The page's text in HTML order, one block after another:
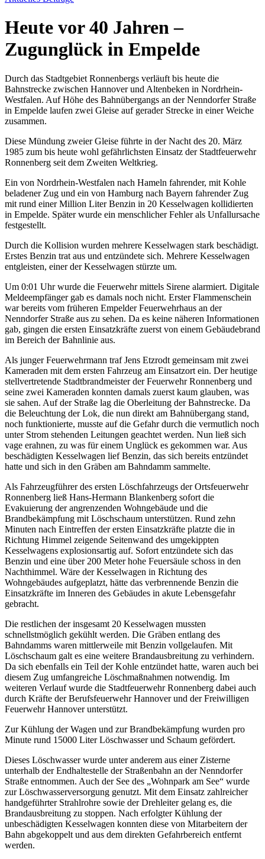
Heute vor 40 Jahren –
Zugunglück in Empelde
Durch das Stadtgebiet Ronnenbergs verläuft bis heute die
Bahnstrecke zwischen Hannover und Altenbeken in Nordrhein-
Westfalen. Auf Höhe des Bahnübergangs an der Nenndorfer Straße
in Empelde laufen zwei Gleise auf gerader Strecke in einer Weiche
zusammen.
Diese Mündung zweier Gleise führte in der Nacht des 20. März
1985 zum bis heute wohl gefährlichsten Einsatz der Stadtfeuerwehr
Ronnenberg seit dem Zweiten Weltkrieg.
Ein von Nordrhein-Westfalen nach Hameln fahrender, mit Kohle
beladener Zug und ein von Hamburg nach Bayern fahrender Zug
mit rund einer Million Liter Benzin in 20 Kesselwagen kollidierten
in Empelde. Später wurde ein menschlicher Fehler als Unfallursache
festgestellt.
Durch die Kollision wurden mehrere Kesselwagen stark beschädigt.
Erstes Benzin trat aus und entzündete sich. Mehrere Kesselwagen
entgleisten, einer der Kesselwagen stürzte um.
Um 0:01 Uhr wurde die Feuerwehr mittels Sirene alarmiert. Digitale
Meldeempfänger gab es damals noch nicht. Erster Flammenschein
war bereits vom früheren Empelder Feuerwehrhaus an der
Nenndorfer Straße aus zu sehen. Da es keine näheren Informationen
gab, gingen die ersten Einsatzkräfte zuerst von einem Gebäudebrand
im Bereich der Bahnlinie aus.
Als junger Feuerwehrmann traf Jens Etzrodt gemeinsam mit zwei
Kameraden mit dem ersten Fahrzeug am Einsatzort ein. Der heutige
stellvertretende Stadtbrandmeister der Feuerwehr Ronnenberg und
seine zwei Kameraden konnten damals zuerst kaum glauben, was
sie sahen. Auf der Straße lag die Oberleitung der Bahnstrecke. Da
die Beleuchtung der Lok, die nun direkt am Bahnübergang stand,
noch funktionierte, musste auf die Gefahr durch die vermutlich noch
unter Strom stehenden Leitungen geachtet werden. Nun ließ sich
vage erahnen, zu was für einem Unglück es gekommen war. Aus
beschädigten Kesselwagen lief Benzin, das sich bereits entzündet
hatte und sich in den Gräben am Bahndamm sammelte.
Als Fahrzeugführer des ersten Löschfahrzeugs der Ortsfeuerwehr
Ronnenberg ließ Hans-Hermann Blankenberg sofort die
Evakuierung der angrenzenden Wohngebäude und die
Brandbekämpfung mit Löschschaum unterstützen. Rund zehn
Minuten nach Eintreffen der ersten Einsatzkräfte platzte die in
Richtung Himmel zeigende Seitenwand des umgekippten
Kesselwagens explosionsartig auf. Sofort entzündete sich das
Benzin und eine über 200 Meter hohe Feuersäule schoss in den
Nachthimmel. Wäre der Kesselwagen in Richtung des
Wohngebäudes aufgeplatzt, hätte das verbrennende Benzin die
Einsatzkräfte im Inneren des Gebäudes in akute Lebensgefahr
gebracht.
Die restlichen der insgesamt 20 Kesselwagen mussten
schnellstmöglich gekühlt werden. Die Gräben entlang des
Bahndamms waren mittlerweile mit Benzin vollgelaufen. Mit
Löschschaum galt es eine weitere Brandausbreitung zu verhindern.
Da sich ebenfalls ein Teil der Kohle entzündet hatte, waren auch bei
diesem Zug umfangreiche Löschmaßnahmen notwendig. Im
weiteren Verlauf wurde die Stadtfeuerwehr Ronnenberg dabei auch
durch Kräfte der Berufsfeuerwehr Hannover und der Freiwilligen
Feuerwehr Hannover unterstützt.
Zur Kühlung der Wagen und zur Brandbekämpfung wurden pro
Minute rund 15000 Liter Löschwasser und Schaum gefördert.
Dieses Löschwasser wurde unter anderem aus einer Zisterne
unterhalb der Endhaltestelle der Straßenbahn an der Nenndorfer
Straße entnommen. Auch der See des „Wohnpark am See“ wurde
zur Löschwasserversorgung genutzt. Mit dem Einsatz zahlreicher
handgeführter Strahlrohre sowie der Drehleiter gelang es, die
Brandausbreitung zu stoppen. Nach erfolgter Kühlung der
unbeschädigten Kesselwagen konnten diese von Mitarbeitern der
Bahn abgekoppelt und aus dem direkten Gefahrbereich entfernt
werden.